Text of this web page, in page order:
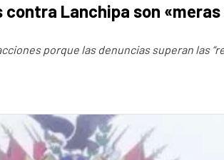
Lanchipa son
porque las denuncias superan las